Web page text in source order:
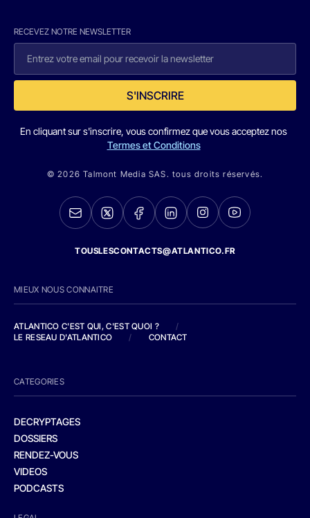
RECEVEZ NOTRE NEWSLETTER
S'INSCRIRE
En cliquant sur s'inscrire, vous confirmez que vous acceptez nos
Termes et Conditions
© 2026 Talmont Media SAS. tous droits réservés.
TOUSLESCONTACTS@ATLANTICO.FR
MIEUX NOUS CONNAITRE
ATLANTICO C'EST QUI, C'EST QUOI ?
/
LE RESEAU D'ATLANTICO
/ CONTACT
CATEGORIES
DECRYPTAGES
DOSSIERS
RENDEZ-VOUS
VIDEOS
PODCASTS